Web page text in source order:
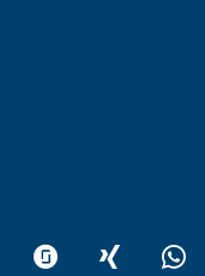
glassdoorXING